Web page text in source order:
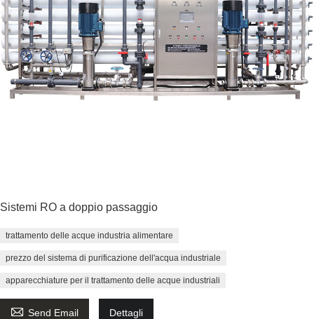
Sistemi RO a doppio passaggio
trattamento delle acque industria alimentare
prezzo del sistema di purificazione dell'acqua industriale
apparecchiature per il trattamento delle acque industriali
 Send Email Dettagli